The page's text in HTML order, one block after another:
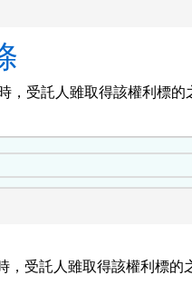
，受託人雖取得該權利標的
，受託人雖取得該權利標的